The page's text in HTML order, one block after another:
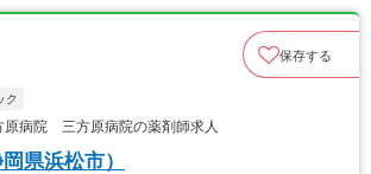
保存する
ク
病院 三方原病院の薬剤師求人
県浜松市）